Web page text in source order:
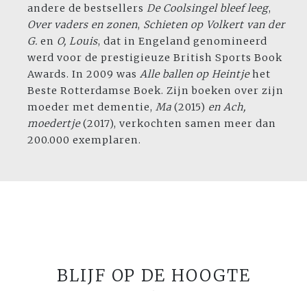
andere de bestsellers De Coolsingel bleef leeg,
Over vaders en zonen, Schieten op Volkert van der
G. en O, Louis, dat in Engeland genomineerd
werd voor de prestigieuze British Sports Book
Awards. In 2009 was Alle ballen op Heintjehet
Beste Rotterdamse Boek. Zijn boeken over zijn
moeder met dementie, Ma (2015) en Ach,
moedertje(2017), verkochten samen meer dan
200.000 exemplaren.
BLIJF OP DE HOOGTE